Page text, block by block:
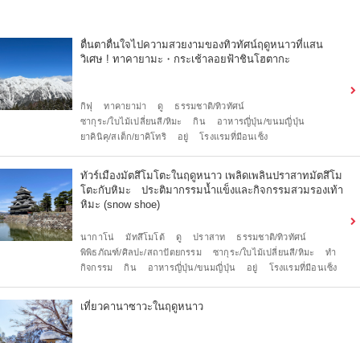
ตื่นตาตื่นใจไปความสวยงามของทิวทัศน์ฤดูหนาวที่แสน
วิเศษ ! ทาคายามะ・กระเช้าลอยฟ้าชินโฮตากะ
กิฟุ ทาคายาม่า ดู
ธรรมชาติ/ทิวทัศน์
ซากุระ/ใบไม้เปลี่ยนสี/หิมะ
กิน
อาหารญี่ปุ่น/ขนมญี่ปุ่น
ยาคินิคุ/สเต็ก/ยาคิโทริ
อยู่ โรงแรมที่มีอนเซ็ง
ทัวร์เมืองมัตสึโมโตะในฤดูหนาว เพลิดเพลินปราสาทมัตสึโม
โตะกับหิมะ ประติมากรรมน้ำแข็งและกิจกรรมสวมรองเท้า
หิมะ (snow shoe)
นากาโน่ มัทสึโมโต้ ดู ปราสาท
ธรรมชาติ/ทิวทัศน์
พิพิธภัณฑ์/ศิลปะ/สถาปัตยกรรม
ซากุระ/ใบไม้เปลี่ยนสี/หิมะ
ทำ
กิจกรรม
กิน อาหารญี่ปุ่น/ขนมญี่ปุ่น อยู่ โรงแรมที่มีอนเซ็ง
เที่ยวคานาซาวะในฤดูหนาว